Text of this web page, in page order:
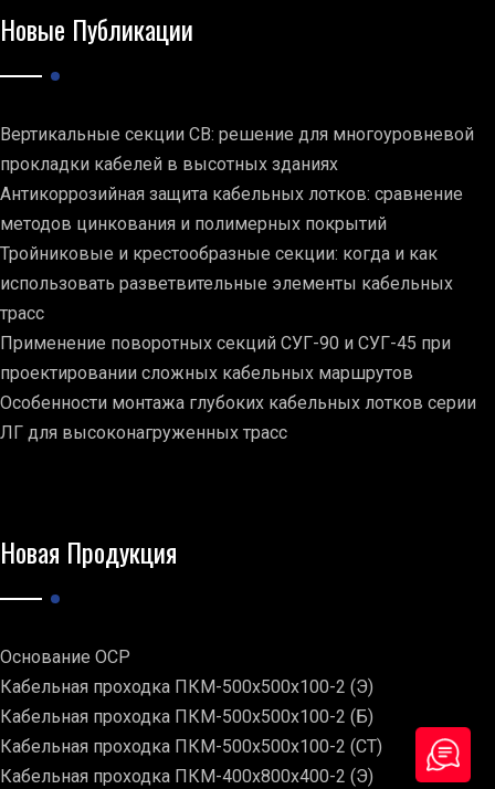
Новые Публикации
Вертикальные секции СВ: решение для многоуровневой
прокладки кабелей в высотных зданиях
Антикоррозийная защита кабельных лотков: сравнение
методов цинкования и полимерных покрытий
Тройниковые и крестообразные секции: когда и как
использовать разветвительные элементы кабельных
трасс
Применение поворотных секций СУГ-90 и СУГ-45 при
проектировании сложных кабельных маршрутов
Особенности монтажа глубоких кабельных лотков серии
ЛГ для высоконагруженных трасс
Новая Продукция
Основание ОСР
Кабельная проходка ПКМ-500х500х100-2 (Э)
Кабельная проходка ПКМ-500х500х100-2 (Б)
Кабельная проходка ПКМ-500х500х100-2 (СТ)
Кабельная проходка ПКМ-400х800х400-2 (Э)